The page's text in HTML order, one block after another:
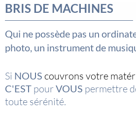
BRIS DE MACHINES
Qui ne possède pas un
photo, un instrument de
Si NOUS couvrons votre
C'EST pourVOUS permettre
toute sérénité.